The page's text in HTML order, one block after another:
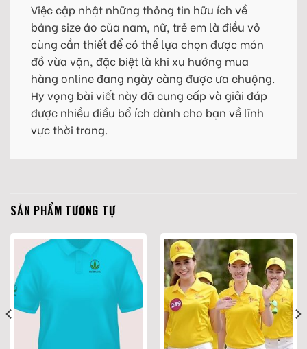
Việc cập nhật những thông tin hữu ích về
bảng size áo của nam, nữ, trẻ em là điều vô
cùng cần thiết để có thể lựa chọn được món
đồ vừa vặn, đặc biệt là khi xu hướng mua
hàng online đang ngày càng được ưa chuộng.
Hy vọng bài viết này đã cung cấp và giải đáp
được nhiều điều bổ ích dành cho bạn về lĩnh
vực thời trang.
SẢN PHẨM TƯƠNG TỰ